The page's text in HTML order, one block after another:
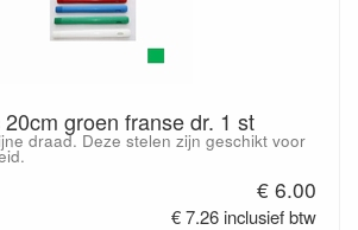
groen franse dr. 1 st
draad. Deze stelen zijn geschikt voor
€ 6.00
€ 7.26 inclusief btw